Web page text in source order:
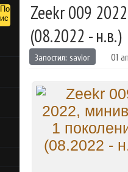
Zeekr 009
(08.2022 - н.в.)
Запостил: savior 01